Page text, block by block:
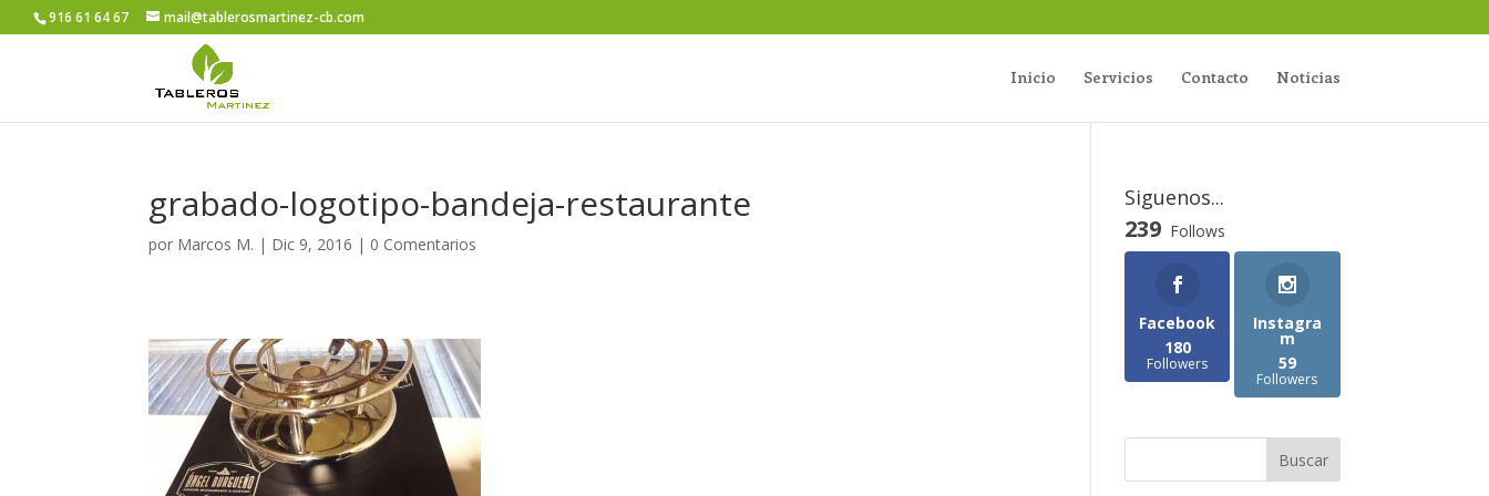
916 61 64 67 mail@tablerosmartinez-cb.com
Inicio Servicios Contacto Noticias
grabado-logotipo-bandeja-restaurante
por Marcos M. | Dic 9, 2016 | 0 Comentarios
Siguenos...
239 Follows
Facebook
180
Followers
Instagra
m
59
Followers